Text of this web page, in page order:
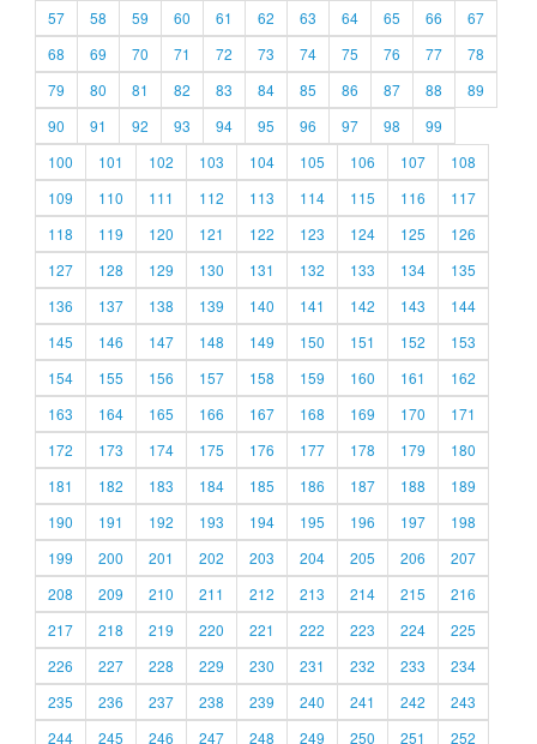
57
58 59 60 61 62 63 64 65 66
67
68
69 70 71 72 73 74 75 76 77
78
79
80 81 82 83 84 85 86 87 88
89
90
91 92 93 94 95 96 97 98
99
100
101 102 103 104 105 106 107
108
109
110 111 112 113 114 115 116
117
118
119 120 121 122 123 124 125
126
127
128 129 130 131 132 133 134
135
136
137 138 139 140 141 142 143
144
145
146 147 148 149 150 151 152
153
154
155 156 157 158 159 160 161
162
163
164 165 166 167 168 169 170
171
172
173 174 175 176 177 178 179
180
181
182 183 184 185 186 187 188
189
190
191 192 193 194 195 196 197
198
199
200 201 202 203 204 205 206
207
208
209 210 211 212 213 214 215
216
217
218 219 220 221 222 223 224
225
226
227 228 229 230 231 232 233
234
235
236 237 238 239 240 241 242
243
244
245 246 247 248 249 250 251 252